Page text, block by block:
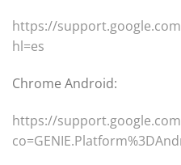
https://
hl=es
Chrome Android:
https://